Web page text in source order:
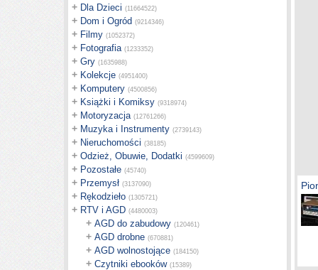
+ Dla Dzieci (11664522)
+ Dom i Ogród (9214346)
+ Filmy (1052372)
+ Fotografia (1233352)
+ Gry (1635988)
+ Kolekcje (4951400)
+ Komputery (4500856)
+ Książki i Komiksy (9318974)
+ Motoryzacja (12761266)
+ Muzyka i Instrumenty (2739143)
+ Nieruchomości (38185)
+ Odzież, Obuwie, Dodatki (4599609)
+ Pozostałe (45740)
+ Przemysł (3137090)
+ Rękodzieło (1305721)
+ RTV i AGD (4480003)
+ AGD do zabudowy (120461)
+ AGD drobne (670881)
+ AGD wolnostojące (184150)
+ Czytniki ebooków (15389)